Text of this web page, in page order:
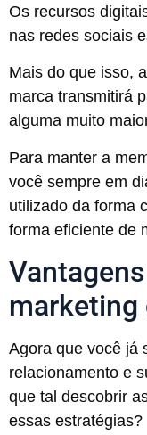
Os recursos
nas redes sociais
Mais do que isso,
marca transmitirá
alguma muito
Para manter a
você sempre em
utilizado da forma
forma eficiente de
marketing
Agora que você já
relacionamento e
que tal descobrir
essas estratégias?